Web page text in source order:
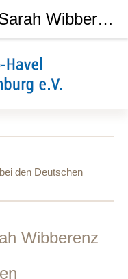
den Deutschen
Wibberenz
Solider 9. Platz für Sarah Wibberenz bei den Deutschen Kleinbootmeisterschaften